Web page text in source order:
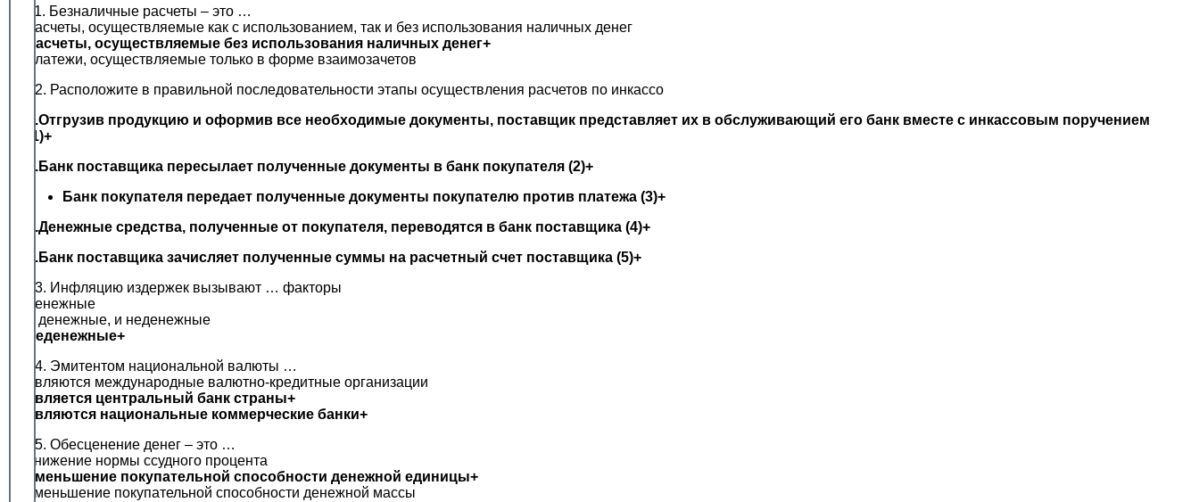
11. Безналичные расчеты – это …
расчеты, осуществляемые как с использованием, так и без использования наличных денег
расчеты, осуществляемые без использования наличных денег+
платежи, осуществляемые только в форме взаимозачетов
12. Расположите в правильной последовательности этапы осуществления расчетов по инкассо
1.Отгрузив продукцию и оформив все необходимые документы, поставщик представляет их в обслуживающий его банк вместе с инкассовым поручением
(1)+
2.Банк поставщика пересылает полученные документы в банк покупателя (2)+
Банк покупателя передает полученные документы покупателю против платежа (3)+
4.Денежные средства, полученные от покупателя, переводятся в банк поставщика (4)+
5.Банк поставщика зачисляет полученные суммы на расчетный счет поставщика (5)+
13. Инфляцию издержек вызывают … факторы
денежные
и денежные, и неденежные
неденежные+
14. Эмитентом национальной валюты …
являются международные валютно-кредитные организации
является центральный банк страны+
являются национальные коммерческие банки+
15. Обесценение денег – это …
снижение нормы ссудного процента
уменьшение покупательной способности денежной единицы+
уменьшение покупательной способности денежной массы